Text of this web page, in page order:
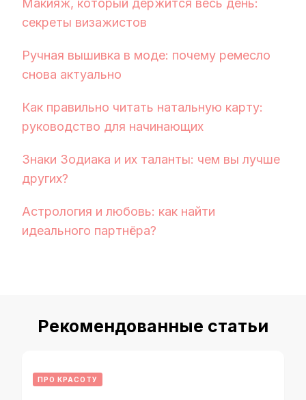
Макияж, который держится весь день:
секреты визажистов
Ручная вышивка в моде: почему ремесло
снова актуально
Как правильно читать натальную карту:
руководство для начинающих
Знаки Зодиака и их таланты: чем вы лучше
других?
Астрология и любовь: как найти
идеального партнёра?
Рекомендованные статьи
ПРО КРАСОТУ